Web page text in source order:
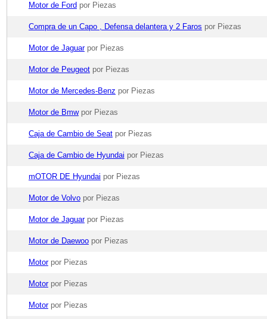
Motor de Ford por Piezas
Compra de un Capo , Defensa delantera y 2 Faros por Piezas
Motor de Jaguar por Piezas
Motor de Peugeot por Piezas
Motor de Mercedes-Benz por Piezas
Motor de Bmw por Piezas
Caja de Cambio de Seat por Piezas
Caja de Cambio de Hyundai por Piezas
mOTOR DE Hyundai por Piezas
Motor de Volvo por Piezas
Motor de Jaguar por Piezas
Motor de Daewoo por Piezas
Motor por Piezas
Motor por Piezas
Motor por Piezas